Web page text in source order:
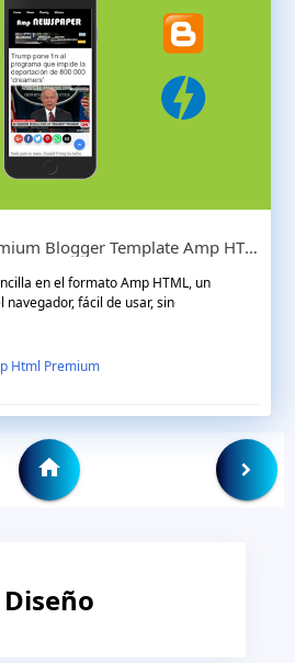
Amp News paper Premium Blogger Template Amp HTML
en el formato Amp HTML, un
fácil de usar, sin
Html Premium
Diseño